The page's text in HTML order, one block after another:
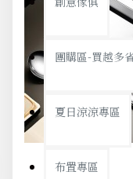
團購區-買越多
夏日涼涼專區
布置專區